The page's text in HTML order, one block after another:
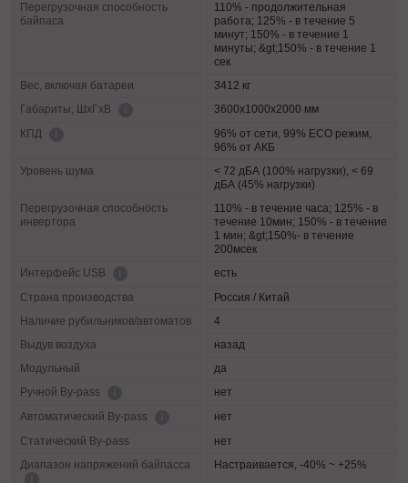
Перегрузочная способность
байпаса
110% - продолжительная
работа; 125% - в течение 5
минут; 150% - в течение 1
минуты; &gt;150% - в течение 1
сек
Вес, включая батареи
3412 кг
Габариты, ШхГхВ
3600х1000х2000 мм
КПД
96% от сети, 99% ECO режим,
96% от АКБ
Уровень шума
< 72 дБА (100% нагрузки), < 69
дБА (45% нагрузки)
Перегрузочная способность
инвертора
110% - в течение часа; 125% - в
течение 10мин; 150% - в течение
1 мин; &gt;150%- в течение
200мсек
Интерфейс USB
есть
Страна производства
Россия / Китай
Наличие рубильников/автоматов
4
Выдув воздуха
назад
Модульный
да
Ручной By-pass
нет
Автоматический By-pass
нет
Статический By-pass
нет
Диапазон напряжений байпасса
Настраивается, -40% ~ +25%